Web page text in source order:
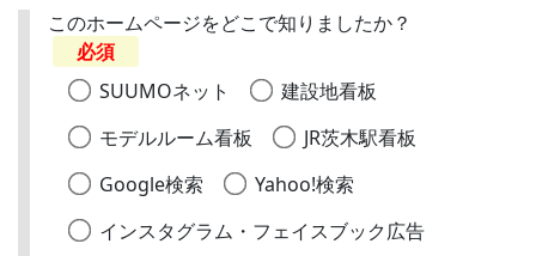
このホームページをどこで知りましたか？
必須
SUUMOネット
建設地看板
モデルルーム看板
JR茨木駅看板
Google検索
Yahoo!検索
インスタグラム・フェイスブック広告